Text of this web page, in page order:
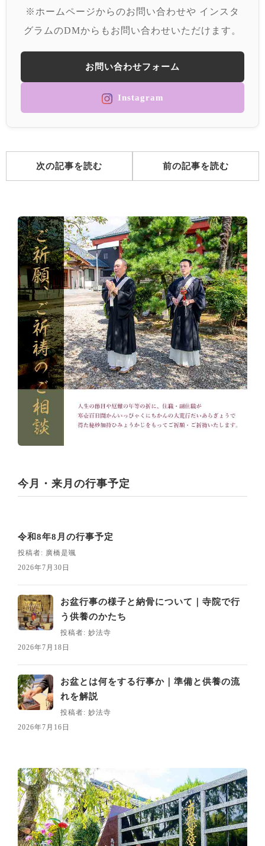
※ホームページからのお問い合わせや インスタ
グラムのDMからもお問い合わせいただけます。
お問い合わせフォーム
Instagram
次の記事を読む 前の記事を読む
今月・来月の行事予定
令和8年8月の行事予定
投稿者: 廣橋是颯
2026年7月30日
お盆行事の様子と納骨について｜寺院で行
う供養のかたち
投稿者: 妙法寺
2026年7月18日
お盆とは何をする行事か｜準備と供養の流
れを解説
投稿者: 妙法寺
2026年7月16日